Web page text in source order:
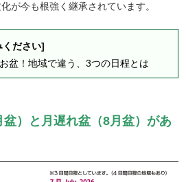
が今も根強く継承されています。
ください]
盆！地域で違う、3つの日程とは
）と月遅れ盆（8月盆）があ